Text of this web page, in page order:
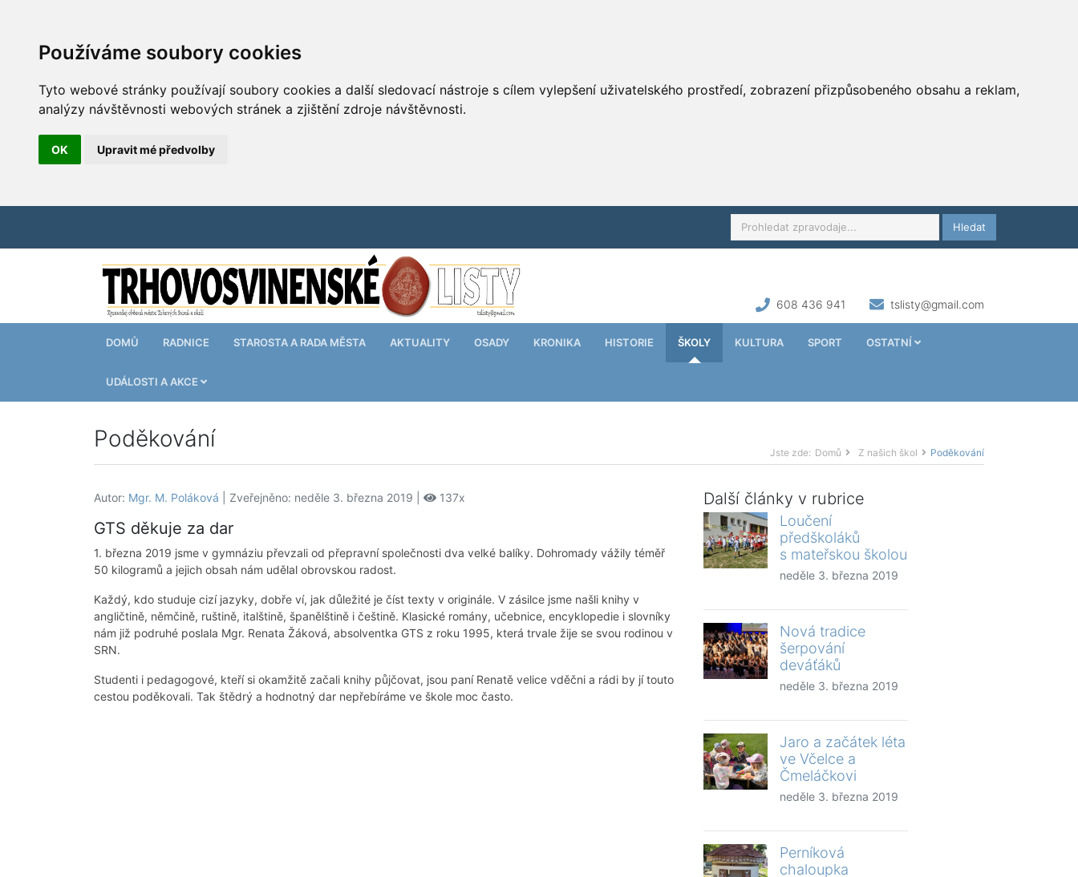
Používáme soubory cookies
Tyto webové stránky používají soubory cookies a další sledovací nástroje s cílem vylepšení uživatelského prostředí, zobrazení přizpůsobeného obsahu a reklam,
analýzy návštěvnosti webových stránek a zjištění zdroje návštěvnosti.
OK Upravit mé předvolby
Hledat
608 436 941 tslisty@gmail.com
DOMŮ RADNICE STAROSTA A RADA MĚSTA AKTUALITY OSADY KRONIKA HISTORIE ŠKOLY KULTURA SPORT OSTATNÍ
UDÁLOSTI A AKCE
Poděkování
Jste zde: Domů Z našich škol Poděkování
Autor: Mgr. M. Poláková | Zveřejněno: neděle 3. března 2019 | 137x
GTS děkuje za dar
1. března 2019 jsme v gymnáziu převzali od přepravní společnosti dva velké balíky. Dohromady vážily téměř
50 kilogramů a jejich obsah nám udělal obrovskou radost.
Každý, kdo studuje cizí jazyky, dobře ví, jak důležité je číst texty v originále. V zásilce jsme našli knihy v
angličtině, němčině, ruštině, italštině, španělštině i češtině. Klasické romány, učebnice, encyklopedie i slovníky
nám již podruhé poslala Mgr. Renata Žáková, absolventka GTS z roku 1995, která trvale žije se svou rodinou v
SRN.
Studenti i pedagogové, kteří si okamžitě začali knihy půjčovat, jsou paní Renatě velice vděčni a rádi by jí touto
cestou poděkovali. Tak štědrý a hodnotný dar nepřebíráme ve škole moc často.
Další články v rubrice
Loučení
předškoláků
s mateřskou školou
neděle 3. března 2019
Nová tradice
šerpování
deváťáků
neděle 3. března 2019
Jaro a začátek léta
ve Včelce a
Čmeláčkovi
neděle 3. března 2019
Perníková
chaloupka